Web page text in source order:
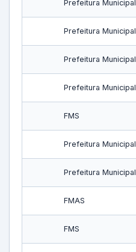
Prefeitura Municipal
Prefeitura Municipal
Prefeitura Municipal
Prefeitura Municipal
FMS
Prefeitura Municipal
Prefeitura Municipal
FMAS
FMS